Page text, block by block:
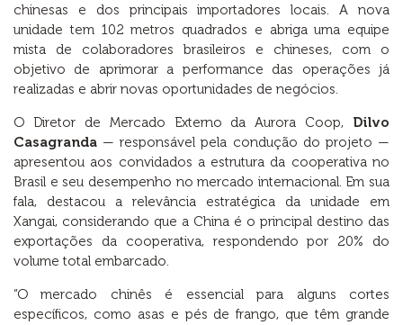
chinesas e dos principais importadores locais. A nova
unidade tem 102 metros quadrados e abriga uma equipe
mista de colaboradores brasileiros e chineses, com o
objetivo de aprimorar a performance das operações já
realizadas e abrir novas oportunidades de negócios.
O Diretor de Mercado Externo da Aurora Coop, Dilvo
Casagranda — responsável pela condução do projeto —
apresentou aos convidados a estrutura da cooperativa no
Brasil e seu desempenho no mercado internacional. Em sua
fala, destacou a relevância estratégica da unidade em
Xangai, considerando que a China é o principal destino das
exportações da cooperativa, respondendo por 20% do
volume total embarcado.
“O mercado chinês é essencial para alguns cortes
específicos, como asas e pés de frango, que têm grande